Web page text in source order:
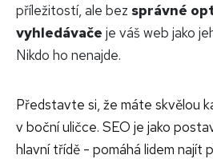
příležitostí, ale bez správné
vyhledávače je váš web jako
Nikdo ho nenajde.
Představte si, že máte skvělou
v boční uličce. SEO je jako
hlavní třídě - pomáhá lidem najít